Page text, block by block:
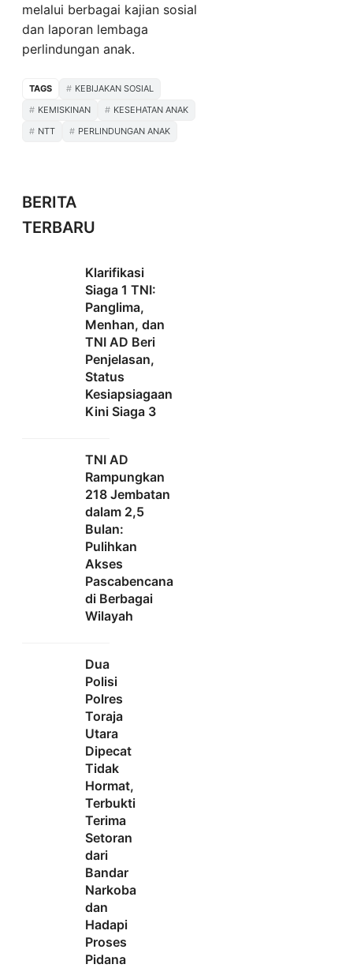
melalui berbagai kajian sosial
dan laporan lembaga
perlindungan anak.
TAGS
KEBIJAKAN SOSIAL
KEMISKINAN
KESEHATAN ANAK
NTT
PERLINDUNGAN ANAK
BERITA
TERBARU
Klarifikasi
Siaga 1 TNI:
Panglima,
Menhan, dan
TNI AD Beri
Penjelasan,
Status
Kesiapsiagaan
Kini Siaga 3
TNI AD
Rampungkan
218 Jembatan
dalam 2,5
Bulan:
Pulihkan
Akses
Pascabencana
di Berbagai
Wilayah
Dua
Polisi
Polres
Toraja
Utara
Dipecat
Tidak
Hormat,
Terbukti
Terima
Setoran
dari
Bandar
Narkoba
dan
Hadapi
Proses
Pidana